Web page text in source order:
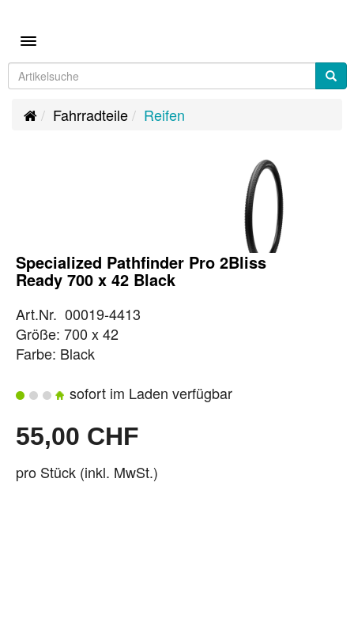
Toggle navigation
Fahrradteile Reifen
Specialized Pathfinder Pro 2Bliss
Ready 700 x 42 Black
Art.Nr. 00019-4413
Größe: 700 x 42
Farbe: Black
sofort im Laden verfügbar
55,00 CHF
pro Stück (inkl. MwSt.)